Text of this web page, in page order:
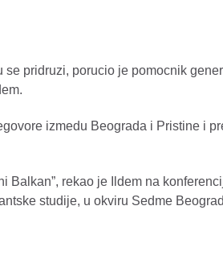
pridruzi, porucio je pomocnik
izmedu Beograda i Pristine i
Balkan”, rekao je Ildem na
studije, u okviru Sedme